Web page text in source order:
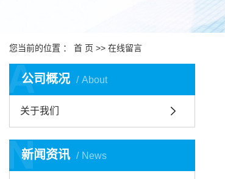
您当前的位置 ： 首 页 >> 在线留言
公司概况 About
A
关于我们
新闻资讯 News
N